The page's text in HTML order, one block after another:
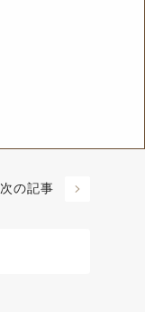
次の記事